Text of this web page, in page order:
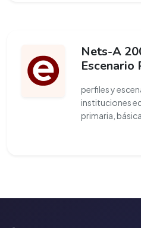
Nets-A
Escenario
perfiles y
instituciones
primaria,